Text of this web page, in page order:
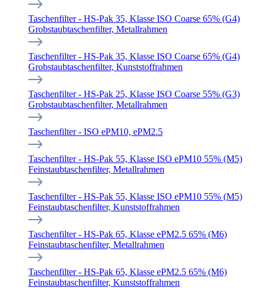
Taschenfilter - HS-Pak 35, Klasse ISO Coarse 65% (G4)
Grobstaubtaschenfilter, Metallrahmen
Taschenfilter - HS-Pak 35, Klasse ISO Coarse 65% (G4)
Grobstaubtaschenfilter, Kunststoffrahmen
Taschenfilter - HS-Pak 25, Klasse ISO Coarse 55% (G3)
Grobstaubtaschenfilter, Metallrahmen
Taschenfilter - ISO ePM10, ePM2.5
Taschenfilter - HS-Pak 55, Klasse ISO ePM10 55% (M5)
Feinstaubtaschenfilter, Metallrahmen
Taschenfilter - HS-Pak 55, Klasse ISO ePM10 55% (M5)
Feinstaubtaschenfilter, Kunststoffrahmen
Taschenfilter - HS-Pak 65, Klasse ePM2.5 65% (M6)
Feinstaubtaschenfilter, Metallrahmen
Taschenfilter - HS-Pak 65, Klasse ePM2.5 65% (M6)
Feinstaubtaschenfilter, Kunststoffrahmen